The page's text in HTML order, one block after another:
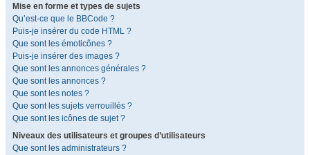
Mise en forme et types de sujets
Qu’est-ce que le BBCode ?
Puis-je insérer du code HTML ?
Que sont les émoticônes ?
Puis-je insérer des images ?
Que sont les annonces générales ?
Que sont les annonces ?
Que sont les notes ?
Que sont les sujets verrouillés ?
Que sont les icônes de sujet ?
Niveaux des utilisateurs et groupes d’utilisateurs
Que sont les administrateurs ?